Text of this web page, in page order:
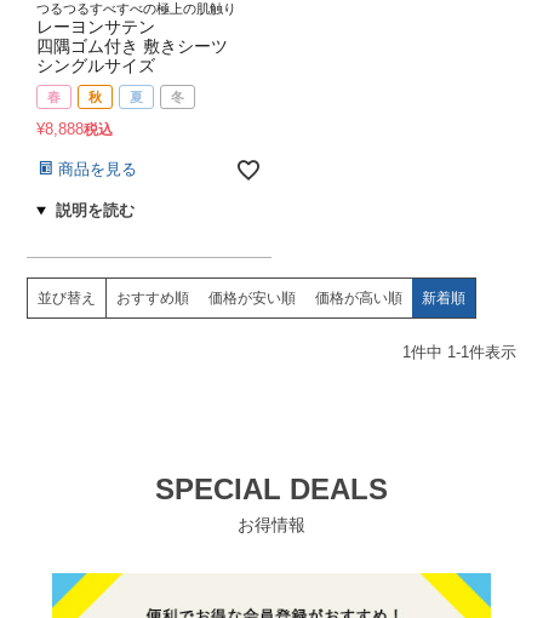
つるつるすべすべの極上の肌触り
レーヨンサテン
四隅ゴム付き 敷きシーツ
シングルサイズ
春 秋 夏 冬
¥8,888税込
商品を見る
並び替え おすすめ順 価格が安い順 価格が高い順 新着順
1件中 1-1件表示
SPECIAL DEALS
お得情報